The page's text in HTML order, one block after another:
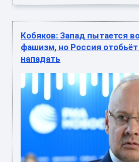
Кобяков: Запад пытается
фашизм, но Россия отобьёт
нападать